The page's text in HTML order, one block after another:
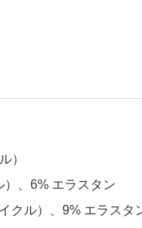
）
、6% エラスタン
クル） 、9% エラスタ